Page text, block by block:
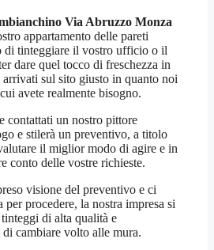
Via Abruzzo Monza
appartamento delle pareti
di tinteggiare il vostro ufficio o il
dare quel tocco di freschezza in
sul sito giusto in quanto noi
avete realmente bisogno.
contattati un nostro pittore
e stilerà un preventivo, a titolo
il miglior modo di agire e in
conto delle vostre richieste.
visione del preventivo e ci
procedere, la nostra impresa si
di alta qualità e
cambiare volto alle mura.